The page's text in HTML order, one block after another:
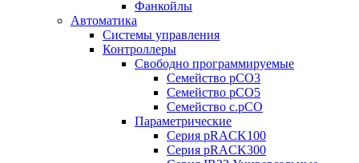
Фанкойлы
Автоматика
Системы управления
Контроллеры
Свободно программируемые
Семейство pCO3
Семейство pCO5
Семейство c.pCO
Параметрические
Серия pRACK100
Серия pRACK300